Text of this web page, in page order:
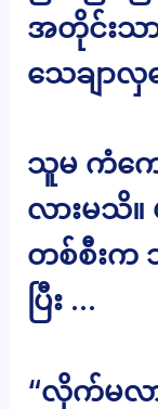
အတိုင်းသ
သေချာလှခ
သူမ ကံက
လားမသိ။
တစ်စီးက
ပြီး …
“လိုက်မလ